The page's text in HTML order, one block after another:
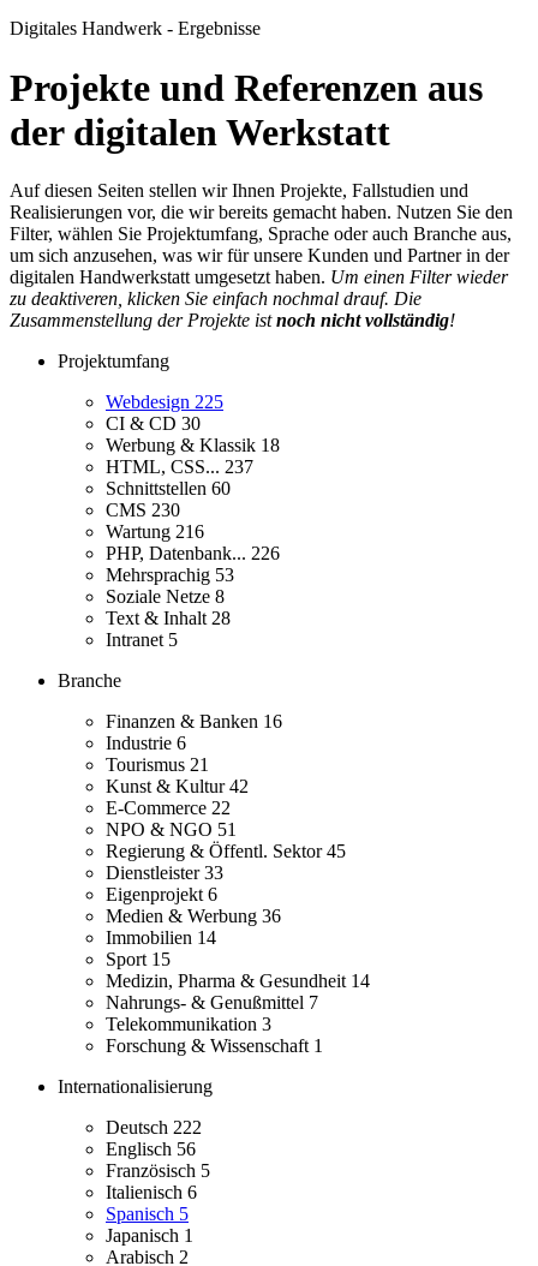
Digitales Handwerk - Ergebnisse
Projekte und Referenzen aus
der digitalen Werkstatt
Auf diesen Seiten stellen wir Ihnen Projekte, Fallstudien und
Realisierungen vor, die wir bereits gemacht haben. Nutzen Sie den
Filter, wählen Sie Projektumfang, Sprache oder auch Branche aus,
um sich anzusehen, was wir für unsere Kunden und Partner in der
digitalen Handwerkstatt umgesetzt haben. Um einen Filter wieder
zu deaktiveren, klicken Sie einfach nochmal drauf. Die
Zusammenstellung der Projekte istnoch nicht vollständig!
Projektumfang
Webdesign 225
CI & CD 30
Werbung & Klassik 18
HTML, CSS... 237
Schnittstellen 60
CMS 230
Wartung 216
PHP, Datenbank... 226
Mehrsprachig 53
Soziale Netze 8
Text & Inhalt 28
Intranet 5
Branche
Finanzen & Banken 16
Industrie 6
Tourismus 21
Kunst & Kultur42
E-Commerce 22
NPO & NGO 51
Regierung & Öffentl. Sektor45
Dienstleister33
Eigenprojekt 6
Medien & Werbung 36
Immobilien 14
Sport 15
Medizin, Pharma & Gesundheit 14
Nahrungs- & Genußmittel 7
Telekommunikation 3
Forschung & Wissenschaft 1
Internationalisierung
Deutsch 222
Englisch 56
Französisch 5
Italienisch 6
Spanisch 5
Japanisch 1
Arabisch 2